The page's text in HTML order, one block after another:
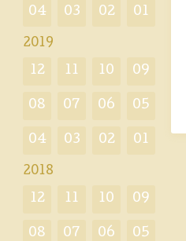
04 03 02 01
2019
12 11 10 09
08 07 06 05
04 03 02 01
2018
12 11 10 09
08 07 06 05